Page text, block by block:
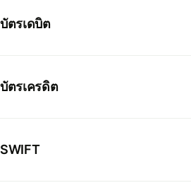
บัตรเดบิต
บัตรเครดิต
SWIFT